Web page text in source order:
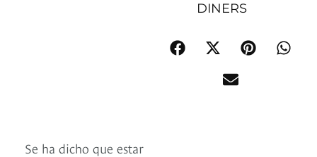
DINERS
Se ha dicho que estar